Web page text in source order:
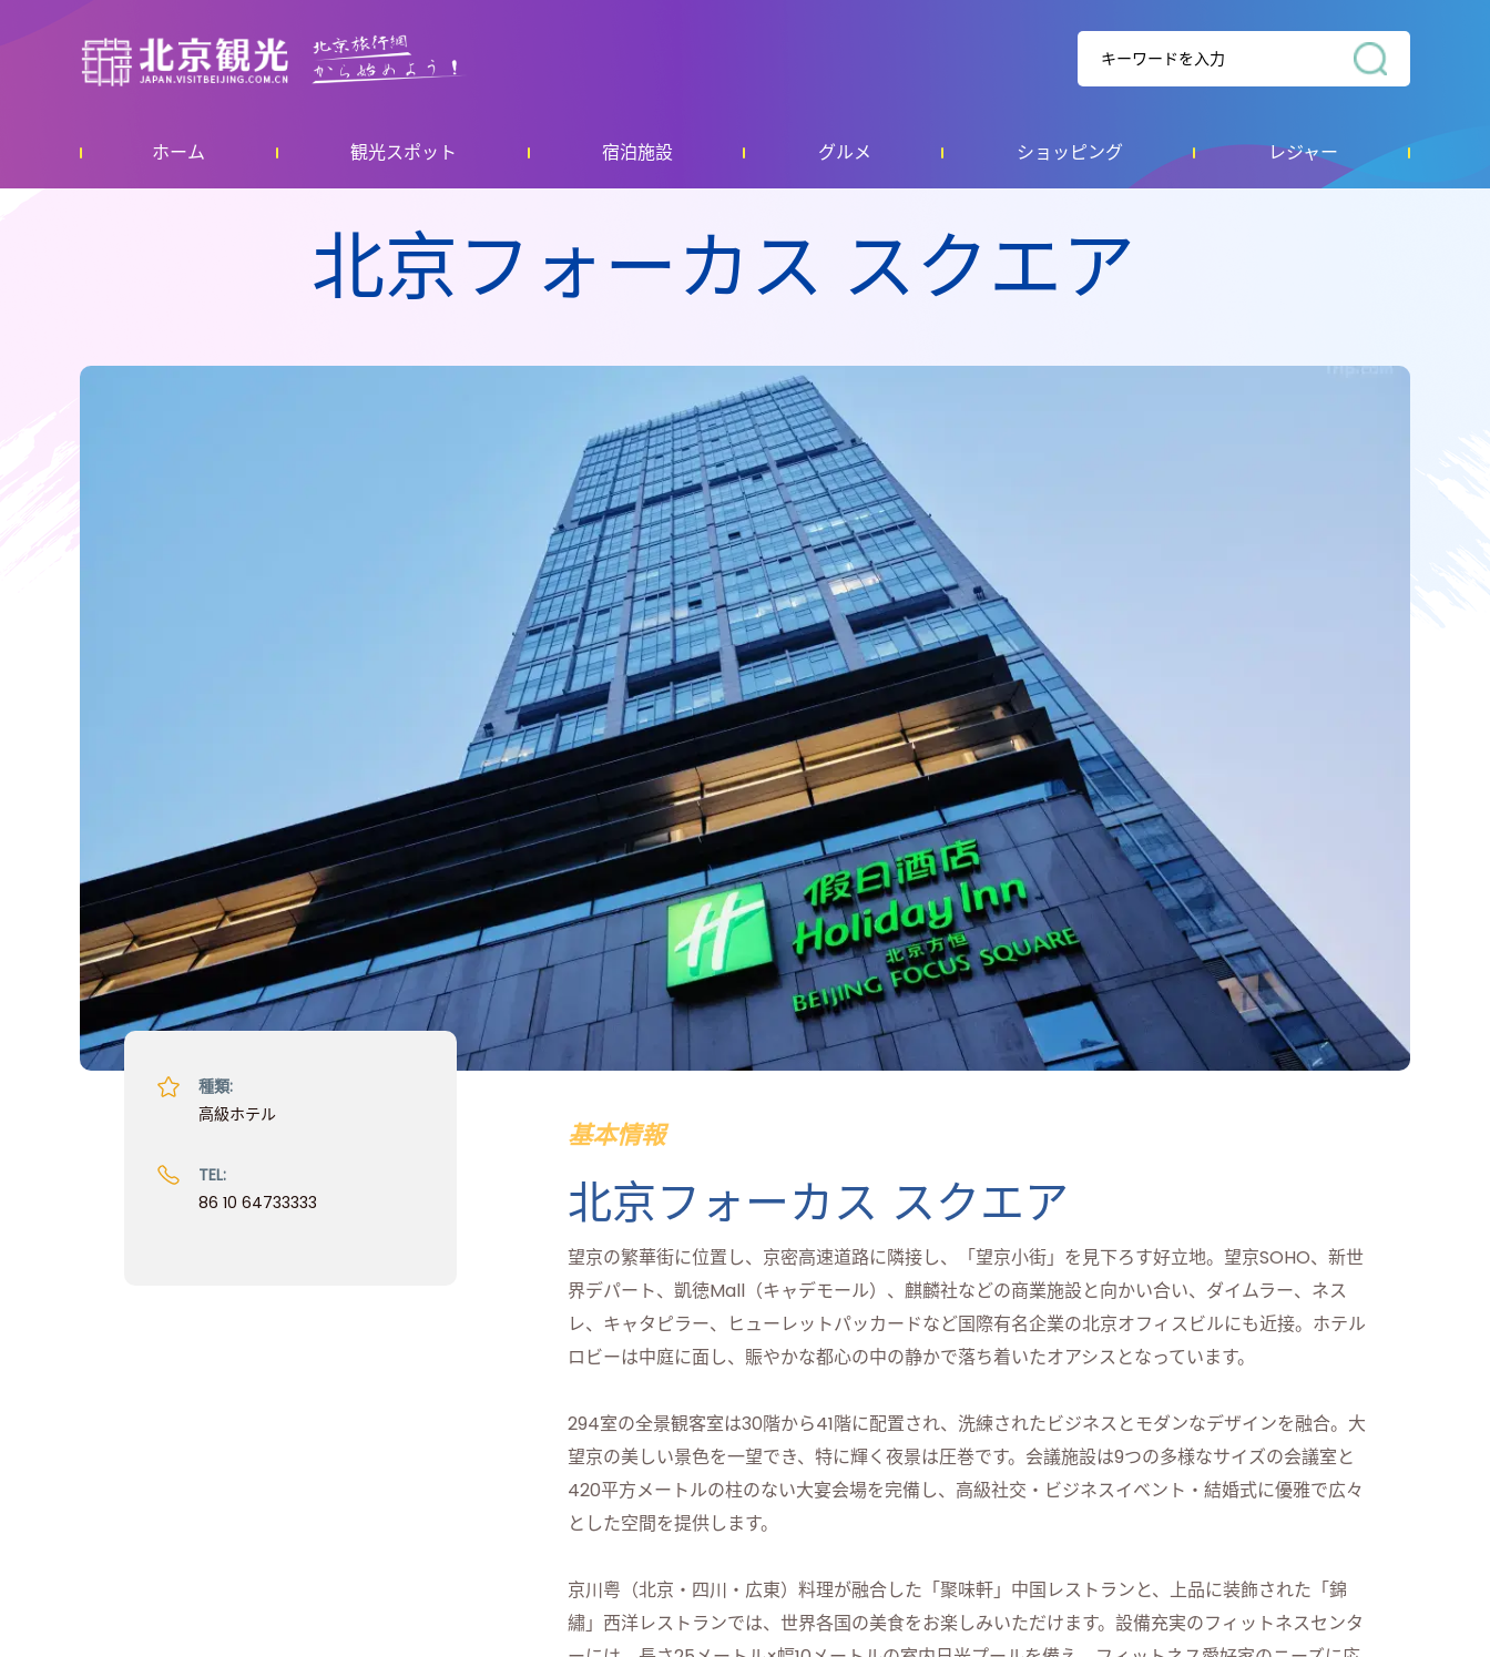
ホーム 観光スポット 宿泊施設 グルメ ショッピング レジャー
北京フォーカス スクエア
種類:
高級ホテル
TEL:
86 10 64733333
基本情報
北京フォーカス スクエア
望京の繁華街に位置し、京密高速道路に隣接し、「望京小街」を見下ろす好立地。望京SOHO、新世
界デパート、凱徳Mall（キャデモール）、麒麟社などの商業施設と向かい合い、ダイムラー、ネス
レ、キャタピラー、ヒューレットパッカードなど国際有名企業の北京オフィスビルにも近接。ホテル
ロビーは中庭に面し、賑やかな都心の中の静かで落ち着いたオアシスとなっています。
294室の全景観客室は30階から41階に配置され、洗練されたビジネスとモダンなデザインを融合。大
望京の美しい景色を一望でき、特に輝く夜景は圧巻です。会議施設は9つの多様なサイズの会議室と
420平方メートルの柱のない大宴会場を完備し、高級社交・ビジネスイベント・結婚式に優雅で広々
とした空間を提供します。
京川粤（北京・四川・広東）料理が融合した「聚味軒」中国レストランと、上品に装飾された「錦
繡」西洋レストランでは、世界各国の美食をお楽しみいただけます。設備充実のフィットネスセンタ